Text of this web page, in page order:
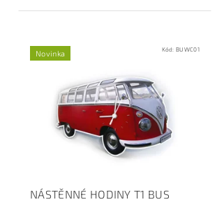
Novinka Kód:BUWC01
NÁSTĚNNÉ HODINY T1 BUS